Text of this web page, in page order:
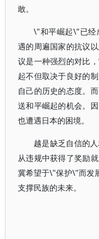
敢。
\"和平崛起\"已经
遇的周遍国家的抗议
议是一种强烈的对比
起不但取决于良好的
自己的历史的态度。
送和平崛起的机会。
也遭遇日本的困境。
越是缺乏自信的
从违规中获得了奖励
冀希望于\"保护\"而发
支撑民族的未来。